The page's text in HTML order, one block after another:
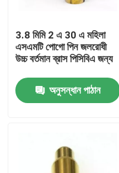
3.8 মিমি 2 এ 30 এ মহিলা
এসএমটি পোগো পিন জলরোধী
উচ্চ বর্তমান ব্রাস পিসিবিএ জন্য
অনুসন্ধান পাঠান